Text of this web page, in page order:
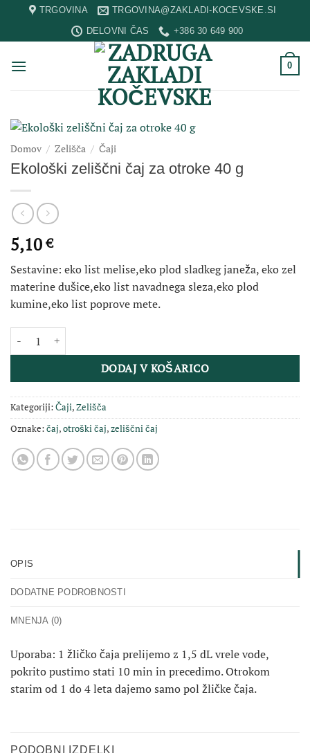
content
TRGOVINA
TRGOVINA@ZAKLADI-KOCEVSKE.SI
DELOVNI ČAS
+386 30 649 900
0
Domov / Zelišča / Čaji
Ekološki zeliščni čaj za otroke 40 g
5,10€
Sestavine: eko list melise,eko plod sladkeg janeža, eko zel
materine dušice,eko list navadnega sleza,eko plod
kumine,eko list poprove mete.
DODAJ V KOŠARICO
Kategoriji:Čaji,Zelišča
Oznake:čaj,otroški čaj,zeliščni čaj
OPIS
DODATNE PODROBNOSTI
MNENJA (0)
Uporaba: 1 žličko čaja prelijemo z 1,5 dL vrele vode,
pokrito pustimo stati 10 min in precedimo. Otrokom
starim od 1 do 4 leta dajemo samo pol žličke čaja.
PODOBNI IZDELKI